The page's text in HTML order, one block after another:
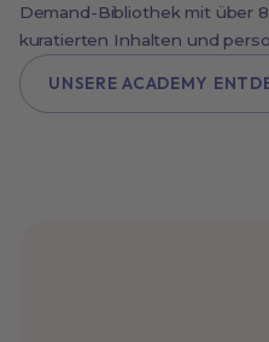
Demand-Bibliothek mit über
kuratierten Inhalten und
UNSERE ACADEMY